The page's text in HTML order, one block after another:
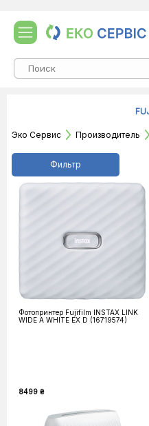
Эко Сервис Производитель
Фильтр
Фотопринтер Fujifilm INSTAX LINK
WIDE A WHITE EX D (16719574)
8499 ₴